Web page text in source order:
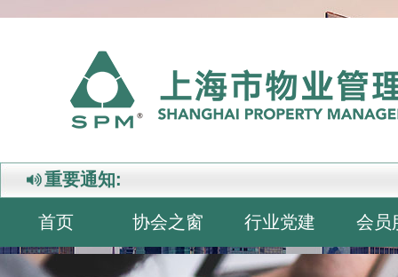
重要通知:
首页 协会之窗 行业党建 会员